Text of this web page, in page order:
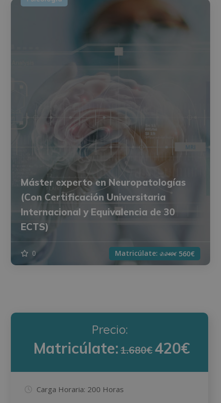
Máster experto en Neuropatologías
(Con Certificación Universitaria
Internacional y Equivalencia de 30
ECTS)
0 Matricúlate:2.240€ 560€
Precio:
Matricúlate:1.680€ 420€
Carga Horaria: 200 Horas